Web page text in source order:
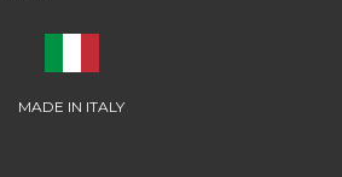
MADE IN ITALY